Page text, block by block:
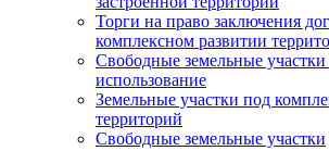
Торги на право заключения
комплексном развитии
Свободные земельные
использование
Земельные участки под
территорий
Свободные земельные участки